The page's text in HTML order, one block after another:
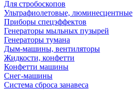
Для стробоскопов
Ультрафиолетовые, люминесцентные
Приборы спецэффектов
Генераторы мыльных пузырей
Генераторы тумана
Дым-машины, вентиляторы
Жидкости, конфетти
Конфетти машины
Снег-машины
Система сброса занавеса